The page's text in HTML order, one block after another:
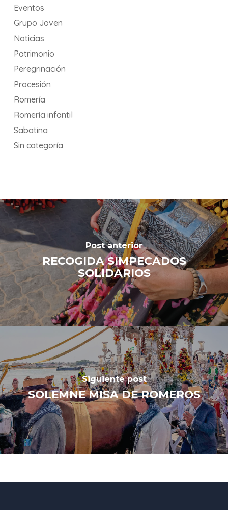
Eventos
Grupo Joven
Noticias
Patrimonio
Peregrinación
Procesión
Romería
Romería infantil
Sabatina
Sin categoría
Post anterior
RECOGIDA SIMPECADOS
SOLIDARIOS
Siguiente post
SOLEMNE MISA DE ROMEROS